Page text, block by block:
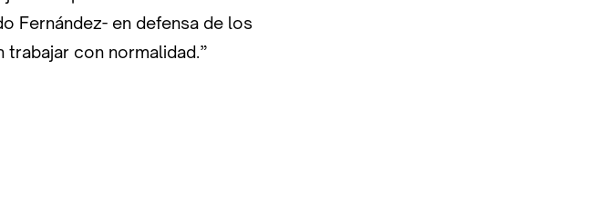
Fernández- en defensa de los
con normalidad.”